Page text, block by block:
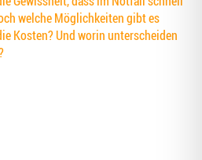
welche Möglichkeiten gibt es
Kosten? Und worin unterscheiden